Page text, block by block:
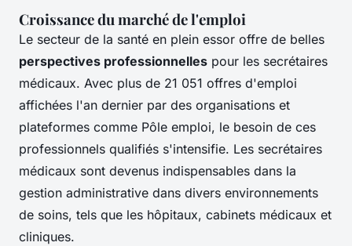
Croissance du marché de l'emploi
Le secteur de la santé en plein essor offre de belles
perspectives professionnelles pour les secrétaires
médicaux. Avec plus de 21 051 offres d'emploi
affichées l'an dernier par des organisations et
plateformes comme Pôle emploi, le besoin de ces
professionnels qualifiés s'intensifie. Les secrétaires
médicaux sont devenus indispensables dans la
gestion administrative dans divers environnements
de soins, tels que les hôpitaux, cabinets médicaux et
cliniques.